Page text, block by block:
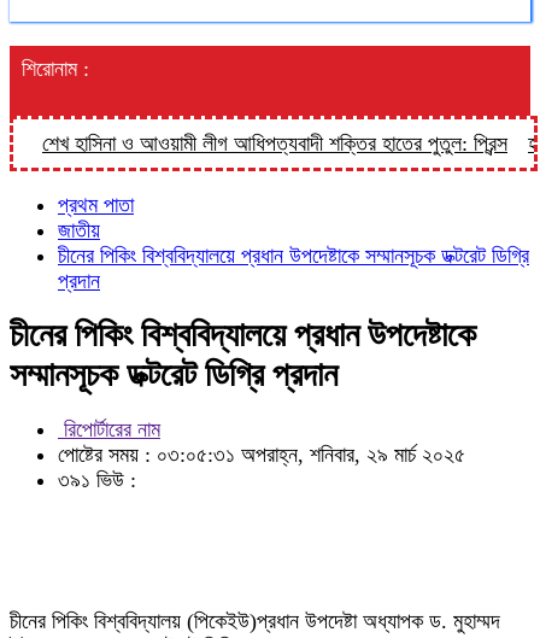
শিরোনাম :
শেখ হাসিনা ও আওয়ামী লীগ আধিপত্যবাদী শক্তির হাতের পুতুল: প্রিন্স
প্রথম পাতা
জাতীয়
চীনের পিকিং বিশ্ববিদ্যালয়ে প্রধান উপদেষ্টাকে সম্মানসূচক ডক্টরেট ডিগ্রি
প্রদান
চীনের পিকিং বিশ্ববিদ্যালয়ে প্রধান উপদেষ্টাকে
সম্মানসূচক ডক্টরেট ডিগ্রি প্রদান
রিপোর্টারের নাম
পোষ্টের সময় : ০৩:০৫:৩১ অপরাহ্ন, শনিবার, ২৯ মার্চ ২০২৫
৩৯১ ভিউ :
চীনের পিকিং বিশ্ববিদ্যালয় (পিকেইউ)প্রধান উপদেষ্টা অধ্যাপক ড. মুহাম্মদ